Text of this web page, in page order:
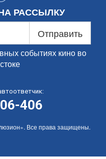
РАССЫЛКУ
Отправить
событиях кино во
406
Все права защищены.